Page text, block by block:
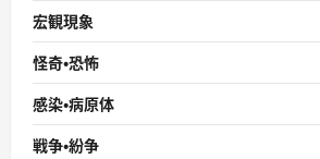
宏観現象
怪奇・恐怖
感染・病原体
戦争・紛争